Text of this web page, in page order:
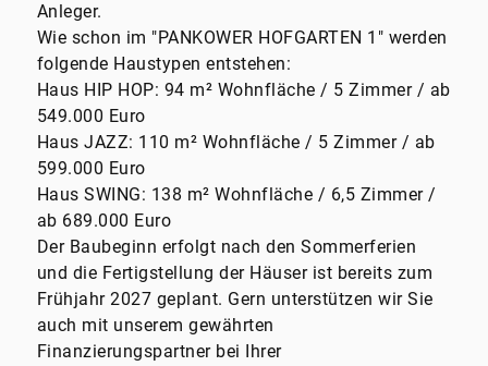
Anleger.
Wie schon im "PANKOWER HOFGARTEN 1" werden
folgende Haustypen entstehen:
Haus HIP HOP: 94 m² Wohnfläche / 5 Zimmer / ab
549.000 Euro
Haus JAZZ: 110 m² Wohnfläche / 5 Zimmer / ab
599.000 Euro
Haus SWING: 138 m² Wohnfläche / 6,5 Zimmer /
ab 689.000 Euro
Der Baubeginn erfolgt nach den Sommerferien
und die Fertigstellung der Häuser ist bereits zum
Frühjahr 2027 geplant. Gern unterstützen wir Sie
auch mit unserem gewährten
Finanzierungspartner bei Ihrer